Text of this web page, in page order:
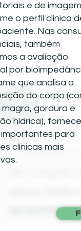
e de
o perfil clínico
Nas
também
a avaliação
por
que analisa a
do corpo
magra, gordura e
hídrica),
para
clínicas mais